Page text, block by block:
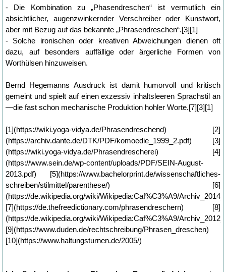
- Die Kombination zu „Phasendreschen“ ist vermutlich ein
absichtlicher, augenzwinkernder Verschreiber oder Kunstwort,
aber mit Bezug auf das bekannte „Phrasendreschen“.[3][1]
- Solche ironischen oder kreativen Abweichungen dienen oft
dazu, auf besonders auffällige oder ärgerliche Formen von
Worthülsen hinzuweisen.
Bernd Hegemanns Ausdruck ist damit humorvoll und kritisch
gemeint und spielt auf einen exzessiv inhaltsleeren Sprachstil an
—die fast schon mechanische Produktion hohler Worte.[7][3][1]
[1](https://wiki.yoga-vidya.de/Phrasendreschend) [2]
(https://archiv.dante.de/DTK/PDF/komoedie_1999_2.pdf) [3]
(https://wiki.yoga-vidya.de/Phrasendrescherei) [4]
(https://www.sein.de/wp-content/uploads/PDF/SEIN-August-
2013.pdf) [5](https://www.bachelorprint.de/wissenschaftliches-
schreiben/stilmittel/parenthese/) [6]
(https://de.wikipedia.org/wiki/Wikipedia:Caf%C3%A9/
[7](https://de.thefreedictionary.com/phrasendreschern) [8]
(https://de.wikipedia.org/wiki/Wikipedia:Caf%C3%A9/
[9](https://www.duden.de/rechtschreibung/Phrasen_dreschen)
[10](https://www.haltungsturnen.de/2005/)